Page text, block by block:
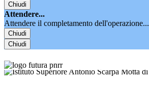
Chiudi
Attendere...
Attendere il completamento dell'operazione...
Chiudi
Chiudi